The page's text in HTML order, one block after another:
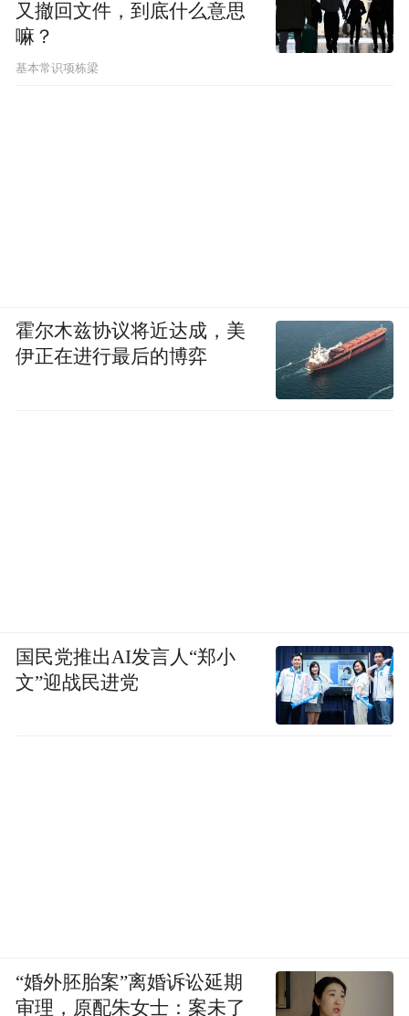
又撤回文件，到底什么意思
嘛？
基本常识项栋梁
霍尔木兹协议将近达成，美
伊正在进行最后的博弈
国民党推出AI发言人“郑小
文”迎战民进党
“婚外胚胎案”离婚诉讼延期
审理，原配朱女士：案未了